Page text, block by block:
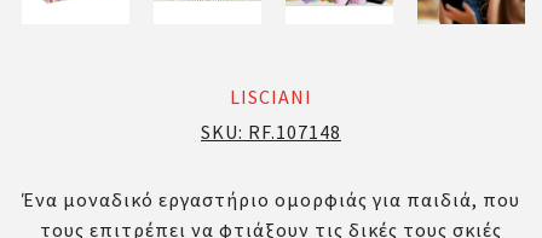
LISCIANI
SKU: RF.107148
Ένα μοναδικό εργαστήριο ομορφιάς για παιδιά, που
τους επιτρέπει να φτιάξουν τις δικές τους σκιές